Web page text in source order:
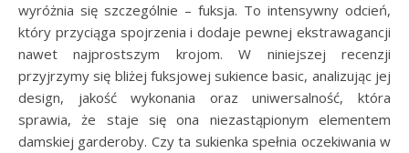
wyróżnia się szczególnie – fuksja. To intensywny odcień,
który przyciąga spojrzenia i dodaje pewnej ekstrawagancji
nawet najprostszym krojom. W niniejszej recenzji
przyjrzymy się bliżej fuksjowej sukience basic, analizując jej
design, jakość wykonania oraz uniwersalność, która
sprawia, że staje się ona niezastąpionym elementem
damskiej garderoby. Czy ta sukienka spełnia oczekiwania w